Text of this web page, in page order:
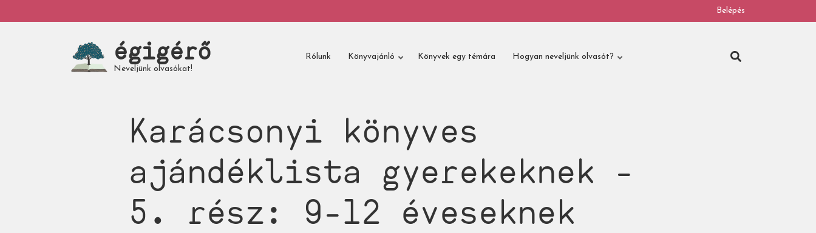
a
My
account
Belépés
égigérő
Neveljünk olvasókat!
Rólunk Könyvajánló Könyvek egy témára Hogyan neveljünk olvasót?
Karácsonyi könyves
ajándéklista gyerekeknek -
5. rész: 9-12 éveseknek